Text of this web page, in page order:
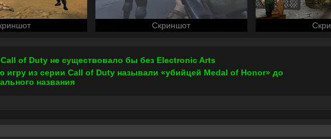
Скриншот
of Duty не существовало бы без Electronic Arts
игру из серии Call of Duty называли «убийцей Medal of Honor» до
названия